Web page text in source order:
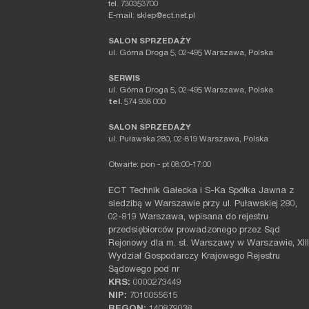
tel. 730353700
E-mail: sklep@ect.net.pl
SALON SPRZEDAŻY
ul. Górna Droga 5, 02-495 Warszawa, Polska
SERWIS
ul. Górna Droga 5, 02-495 Warszawa, Polska
tel. 574 938 000
SALON SPRZEDAŻY
ul. Puławska 280, 02-819 Warszawa, Polska
Otwarte: pon - pt 08:00-17:00
ECT Technik Gałecka i S-Ka Spółka Jawna z
siedzibą w Warszawie przy ul. Puławskiej 280,
02-819 Warszawa, wpisana do rejestru
przedsiębiorców prowadzonego przez Sąd
Rejonowy dla m. st. Warszawy w Warszawie, XIII
Wydział Gospodarczy Krajowego Rejestru
Sądowego pod nr
KRS: 0000273449
NIP: 7010055615